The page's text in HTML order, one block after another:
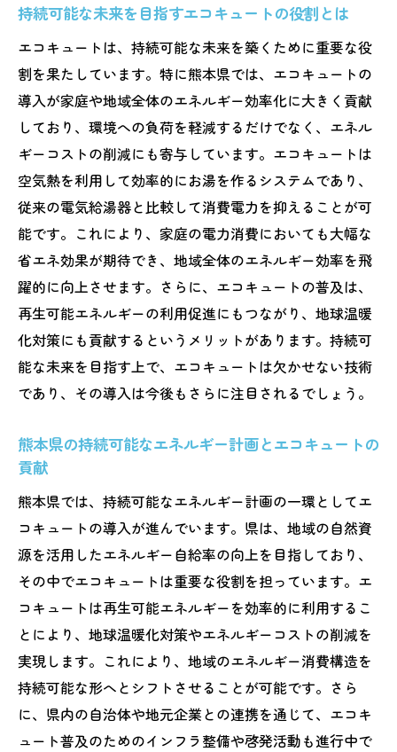
熊本県のライフスタイルに適したエコキュ
ートの選択
エコキュート配管が日常生活に与えるポジ
ティブな影響
配管の工夫で家庭の快適さを高める方法
エコキュートの先進技術がもたらす暮らし
の変化
熊本県でのエコキュートの革新が暮らしを
豊かにする理由
持続可能な未来を目指すエコキュートの役割とは
エコキュートは、持続可能な未来を築くために重要な役
割を果たしています。特に熊本県では、エコキュートの
導入が家庭や地域全体のエネルギー効率化に大きく貢献
しており、環境への負荷を軽減するだけでなく、エネル
ギーコストの削減にも寄与しています。エコキュートは
空気熱を利用して効率的にお湯を作るシステムであり、
従来の電気給湯器と比較して消費電力を抑えることが可
能です。これにより、家庭の電力消費においても大幅な
省エネ効果が期待でき、地域全体のエネルギー効率を飛
躍的に向上させます。さらに、エコキュートの普及は、
再生可能エネルギーの利用促進にもつながり、地球温暖
化対策にも貢献するというメリットがあります。持続可
能な未来を目指す上で、エコキュートは欠かせない技術
であり、その導入は今後もさらに注目されるでしょう。
熊本県の持続可能なエネルギー計画とエコキュートの
貢献
熊本県では、持続可能なエネルギー計画の一環としてエ
コキュートの導入が進んでいます。県は、地域の自然資
源を活用したエネルギー自給率の向上を目指しており、
その中でエコキュートは重要な役割を担っています。エ
コキュートは再生可能エネルギーを効率的に利用するこ
とにより、地球温暖化対策やエネルギーコストの削減を
実現します。これにより、地域のエネルギー消費構造を
持続可能な形へとシフトさせることが可能です。さら
に、県内の自治体や地元企業との連携を通じて、エコキ
ュート普及のためのインフラ整備や啓発活動も進行中で